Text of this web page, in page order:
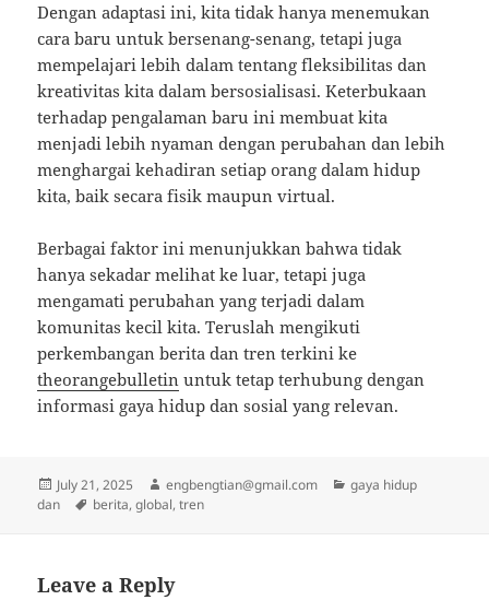
Dengan adaptasi ini, kita tidak hanya menemukan
cara baru untuk bersenang-senang, tetapi juga
mempelajari lebih dalam tentang fleksibilitas dan
kreativitas kita dalam bersosialisasi. Keterbukaan
terhadap pengalaman baru ini membuat kita
menjadi lebih nyaman dengan perubahan dan lebih
menghargai kehadiran setiap orang dalam hidup
kita, baik secara fisik maupun virtual.
Berbagai faktor ini menunjukkan bahwa tidak
hanya sekadar melihat ke luar, tetapi juga
mengamati perubahan yang terjadi dalam
komunitas kecil kita. Teruslah mengikuti
perkembangan berita dan tren terkini ke
theorangebulletin untuk tetap terhubung dengan
informasi gaya hidup dan sosial yang relevan.
Posted
on
July 21, 2025 Author
engbengtian@gmail.com Categories
gaya hidup
dan
Tags
berita,global,tren
Leave a Reply